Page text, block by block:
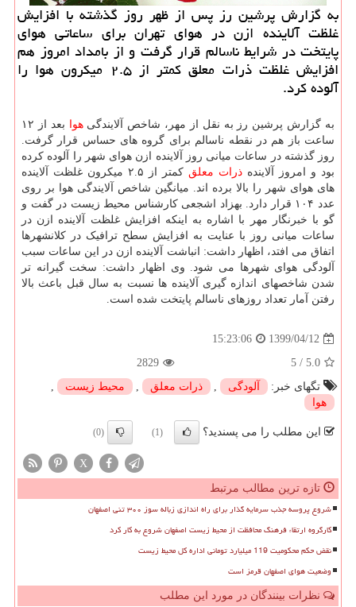
به گزارش پرشین رز پس از ظهر روز گذشته با افزایش
غلظت آلاینده ازن در هوای تهران برای ساعاتی هوای
پایتخت در شرایط ناسالم قرار گرفت و از بامداد امروز هم
افزایش غلظت ذرات معلق كمتر از ۲.۵ میكرون هوا را
آلوده كرد.
به گزارش پرشین رز به نقل از مهر، شاخص آلایندگیهوا
بعد از ۱۲
ساعت باز هم در نقطه ناسالم برای گروه های حساس قرار گرفت.
روز گذشته در ساعات میانی روز آلاینده ازن هوای شهر را آلوده کرده
بود و امروز آلاینده ذرات معلق
کمتر از ۲.۵ میکرون غلظت آلاینده
های هوای شهر را بالا برده اند. میانگین شاخص آلایندگی هوا بر روی
عدد ۱۰۴ قرار دارد. بهزاد اشجعی کارشناس محیط زیست در گفت و
گو با خبرنگار مهر با اشاره به اینکه افزایش غلظت آلاینده ازن در
ساعات میانی روز با عنایت به افزایش سطح ترافیک در کلانشهرها
اتفاق می افتد، اظهار داشت: انباشت آلاینده ازن در این ساعات سبب
آلودگی هوای شهرها می شود. وی اظهار داشت: سخت گیرانه تر
شدن شاخصهای اندازه گیری آلاینده ها نسبت به سال قبل باعث بالا
رفتن آمار تعداد روزهای ناسالم پایتخت شده است.
1399/04/12
15:23:06
5.0
/
5
2829
تگهای خبر:
آلودگی , ذرات معلق , محیط زیست
,
هوا
این مطلب را می پسندید؟ (1)
(0)
X
تازه ترین مطالب مرتبط
شروع پروسه جذب سرمایه گذار برای راه اندازی زباله سوز ۳۰۰ تنی اصفهان
کارگروه ارتقاء فرهنگ محافظت از محیط زیست اصفهان شروع به کار کرد
نقض حکم محکومیت 119 میلیارد تومانی اداره کل محیط زیست
وضعیت هوای اصفهان قرمز است
نظرات بینندگان در مورد این مطلب